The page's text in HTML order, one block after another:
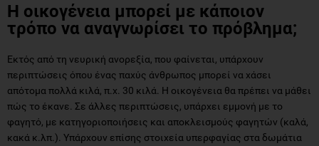
Η οικογένεια μπορεί με κάποιον
τρόπο να αναγνωρίσει το πρόβλημα;
Εκτός από τη νευρική ανορεξία, που φαίνεται, υπάρχουν
περιπτώσεις όπου ένας παχύς άνθρωπος μπορεί να χάσει
απότομα πολλά κιλά, π.χ. 30 κιλά. Η οικογένεια θα πρέπει να μάθει
πώς το έκανε. Σε άλλες περιπτώσεις, υπάρχει εμμονή με το
φαγητό, με κατηγοριοποιήσεις και αποκλεισμούς φαγητών (καλά,
κακά κ.λπ.). Υπάρχουν επίσης στοιχεία υπερφαγίας στα δωμάτια